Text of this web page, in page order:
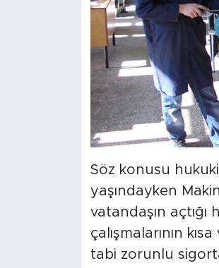
Söz konusu hukuki
yaşındayken
vatandaşın açtığı
çalışmalarının
tabi zorunlu